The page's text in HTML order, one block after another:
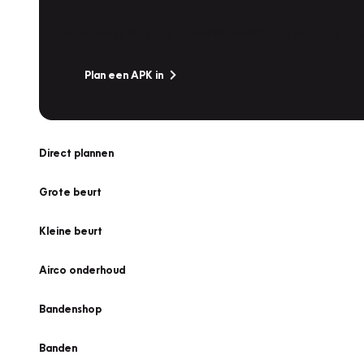
Plan een APK in
Direct plannen
Grote beurt
Kleine beurt
Airco onderhoud
Bandenshop
Banden